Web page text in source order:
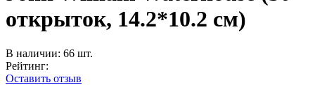
открыток, 14.2*10.2 см)
В наличии: 66 шт.
Рейтинг:
Оставить отзыв